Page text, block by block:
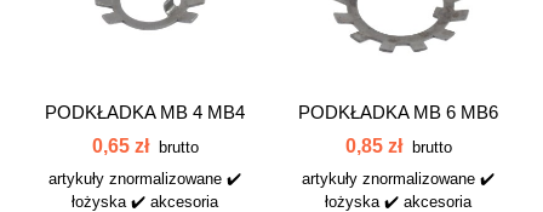
PODKŁADKA MB 4 MB4
0,65 zł
brutto
artykuły znormalizowane ✔️
łożyska ✔️ akcesoria
PODKŁADKA MB 6 MB6
0,85 zł
brutto
artykuły znormalizowane ✔️
łożyska ✔️ akcesoria